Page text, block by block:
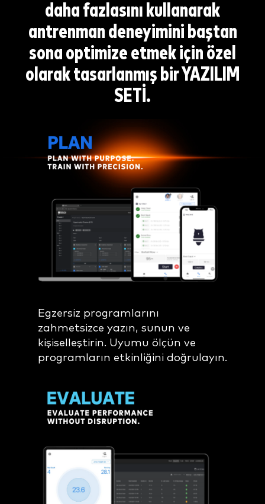
daha fazlasını kullanarak
antrenman deneyimini baştan
sona optimize etmek için özel
olarak tasarlanmış bir YAZILIM
SETİ.
Egzersiz programlarını
zahmetsizce yazın, sunun ve
kişiselleştirin. Uyumu ölçün ve
programların etkinliğini doğrulayın.